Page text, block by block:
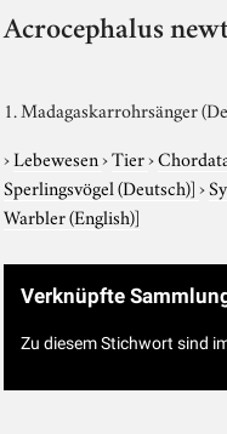
Acrocephalus
1. Madagaskarrohrsänger
›Lebewesen›Tier›
Sperlingsvögel (Deutsch)]›
Warbler (English)]
Verknüpfte
Zu diesem Stichwort sind